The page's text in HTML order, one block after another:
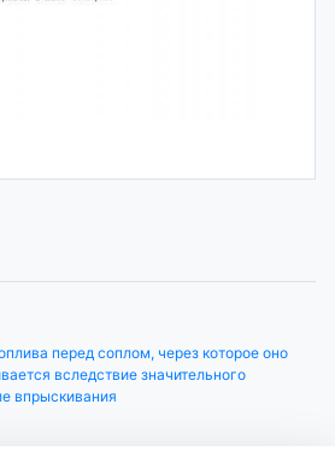
перед соплом, через которое оно
вследствие значительного
впрыскивания